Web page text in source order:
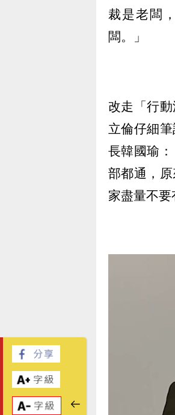
裁是老闆
闆。」
改走「行
立倫仔細
長韓國瑜
部都通，
家盡量不要